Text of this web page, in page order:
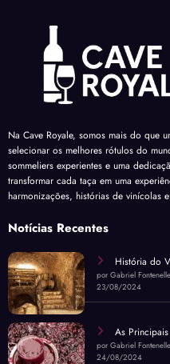
Na Cave Royale, somos mais do que
selecionar os melhores rótulos do
sommeliers experientes e uma
transformar cada taça em uma
harmonizações, histórias de vinícolas
Notícias Recentes
História do
por Gabriel Fontenelle
23/08/2024
As
por Gabriel Fontenelle
24/08/2024